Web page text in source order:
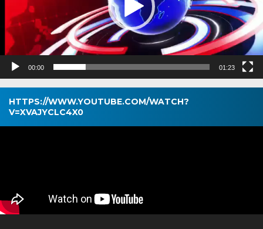
00:00 01:23
HTTPS://WWW.YOUTUBE.COM/WATCH?
V=XVAJYCLC4X0
Pemutar